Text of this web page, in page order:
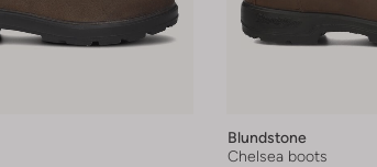
Blundstone
Chelsea boots